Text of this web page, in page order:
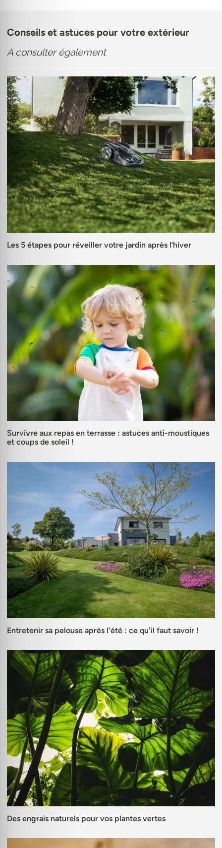
Conseils et astuces pour votre extérieur
A consulter également
Les 5 étapes pour réveiller votre jardin après l’hiver
Survivre aux repas en terrasse : astuces anti-moustiques
et coups de soleil !
Entretenir sa pelouse après l'été : ce qu'il faut savoir !
Des engrais naturels pour vos plantes vertes